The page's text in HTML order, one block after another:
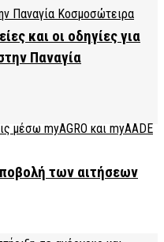
Παναγία
των αιτήσεων
και οι οδηγίες για